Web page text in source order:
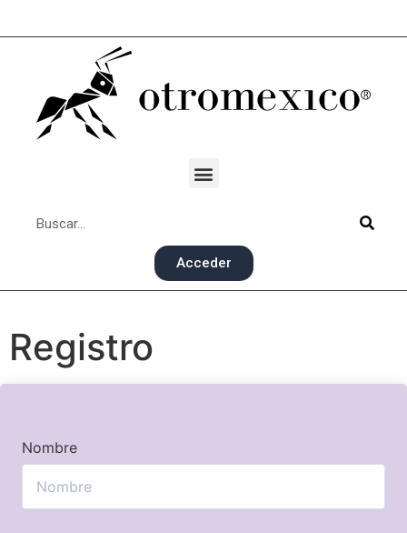
Acceder
Registro
Nombre